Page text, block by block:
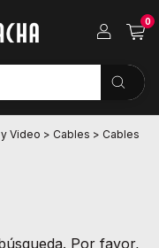
0
Video > Cables > Cables
Por favor,